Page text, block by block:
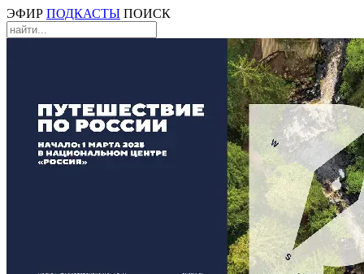
ЭФИР ПОДКАСТЫ ПОИСК